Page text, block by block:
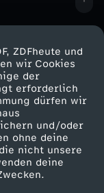
ZDFheute und
wir Cookies
der
erforderlich
dürfen wir
und/oder
ohne deine
nicht unsere
deine
ZDF